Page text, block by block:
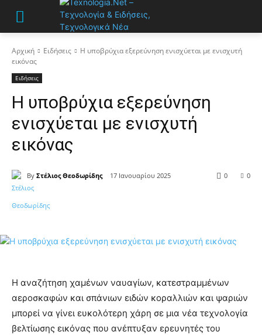
Αρχική Ειδήσεις
Η υποβρύχια εξερεύνηση ενισχύεται με ενισχυτή
εικόνας
Ειδήσεις
Η υποβρύχια εξερεύνηση
ενισχύεται με ενισχυτή
εικόνας
By Στέλιος Θεοδωρίδης 17 Ιανουαρίου 2025 0
0
Η αναζήτηση χαμένων ναυαγίων, κατεστραμμένων
αεροσκαφών και σπάνιων ειδών κοραλλιών και ψαριών
μπορεί να γίνει ευκολότερη χάρη σε μια νέα τεχνολογία
βελτίωσης εικόνας που ανέπτυξαν ερευνητές του